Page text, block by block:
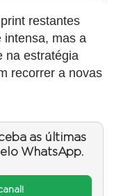
restantes
intensa, mas a
na estratégia
recorrer a novas
as últimas
WhatsApp.